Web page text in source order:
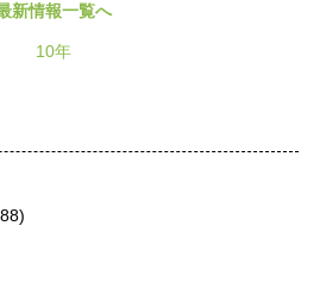
新情報一覧へ
10年